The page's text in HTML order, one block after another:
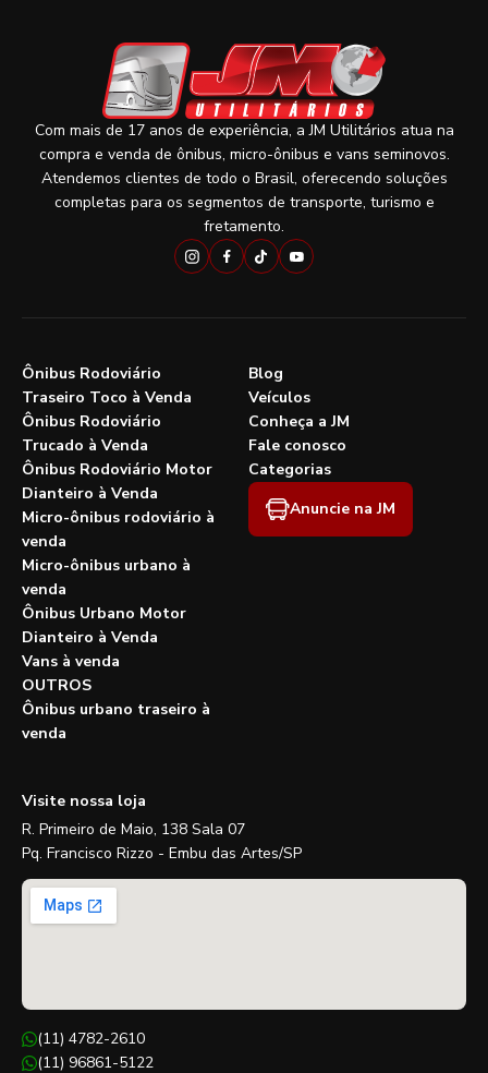
Com mais de 17 anos de experiência, a JM Utilitários atua na
compra e venda de ônibus, micro-ônibus e vans seminovos.
Atendemos clientes de todo o Brasil, oferecendo soluções
completas para os segmentos de transporte, turismo e
fretamento.
Ônibus Rodoviário
Traseiro Toco à Venda
Ônibus Rodoviário
Trucado à Venda
Ônibus Rodoviário Motor
Dianteiro à Venda
Micro-ônibus rodoviário à
venda
Micro-ônibus urbano à
venda
Ônibus Urbano Motor
Dianteiro à Venda
Vans à venda
OUTROS
Ônibus urbano traseiro à
venda
Blog
Veículos
Conheça a JM
Fale conosco
Categorias
Anuncie na JM
Visite nossa loja
R. Primeiro de Maio, 138 Sala 07
Pq. Francisco Rizzo - Embu das Artes/SP
(11) 4782-2610
(11) 96861-5122